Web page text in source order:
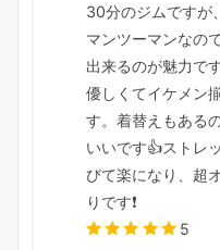
30分のジムですが
マンツーマンなの
出来るのが魅力で
優しくてイケメン
す。着替えもある
いいです👍️ストレ
びて楽になり、超
りです❗
5